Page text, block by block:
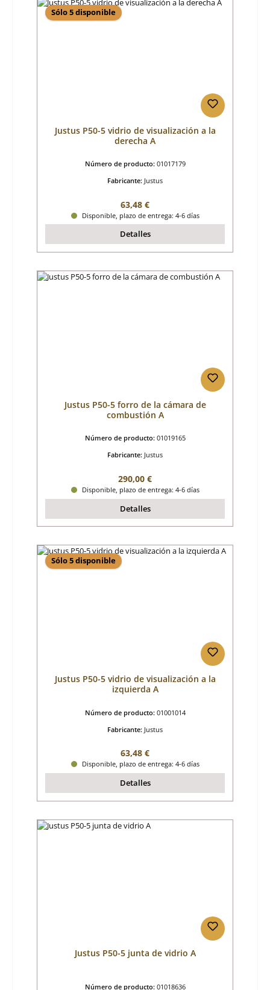
Sólo 5 disponible
Justus P50-5 vidrio de visualización a la
derecha A
Número de producto: 01017179
Fabricante: Justus
Precio normal:
63,48 €
Disponible, plazo de entrega: 4-6 días
Detalles
Justus P50-5 forro de la cámara de
combustión A
Número de producto: 01019165
Fabricante: Justus
Precio normal:
290,00 €
Disponible, plazo de entrega: 4-6 días
Detalles
Sólo 5 disponible
Justus P50-5 vidrio de visualización a la
izquierda A
Número de producto: 01001014
Fabricante: Justus
Precio normal:
63,48 €
Disponible, plazo de entrega: 4-6 días
Detalles
Justus P50-5 junta de vidrio A
Número de producto: 01018636